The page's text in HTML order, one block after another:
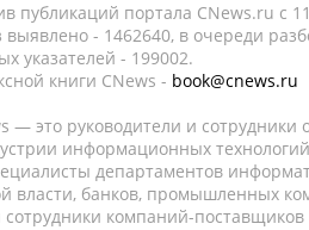
публикаций портала CNews.ru c
- 1462640, в очереди
указателей - 199002.
книги CNews - book@cnews.ru
— это руководители и
информационных
департаментов
власти, банков, промышленных
сотрудники компаний-